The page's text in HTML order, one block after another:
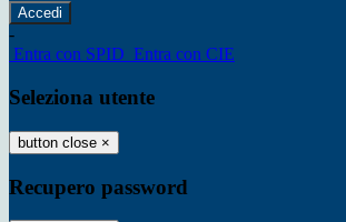
-
Entra con SPID Entra con CIE
Seleziona utente
button close ×
Recupero password